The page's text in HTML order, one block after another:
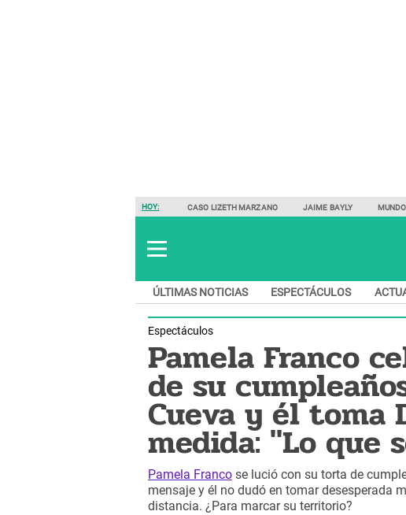
HOY: CASO LIZETH MARZANO JAIME BAYLY MUNDO
ÚLTIMAS NOTICIAS ESPECTÁCULOS
Espectáculos
Pamela Franco
de su
Cueva y él toma
medida: "Lo que
Pamela Franco se lució con su torta de
mensaje y él no dudó en tomar desesperada
distancia. ¿Para marcar su territorio?